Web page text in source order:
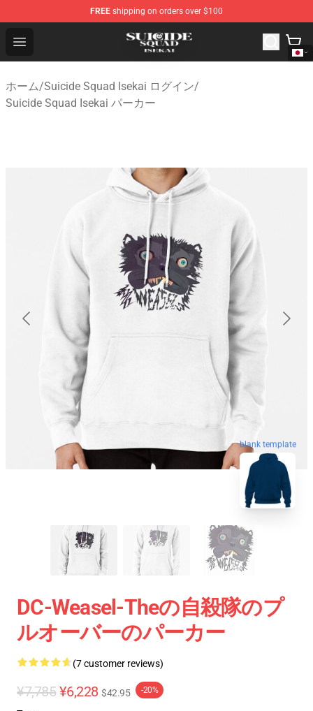
FREE shipping on orders over $100
Open menu
Suicide Squad Isekai Store - Official Suicide Squad
ホーム/Suicide Squad Isekai ログイン/
Suicide Squad Isekai パーカー
blank template
DC-Weasel-Theの自殺隊のプ
ルオーバーのパーカー
(7 customer reviews)
¥7,785 ¥6,228 $42.95 -20%